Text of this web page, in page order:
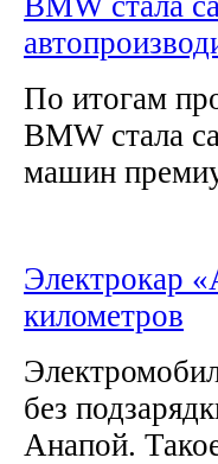
По итогам
BMW стала
машин
Электрокар
километров
без
Анапой.